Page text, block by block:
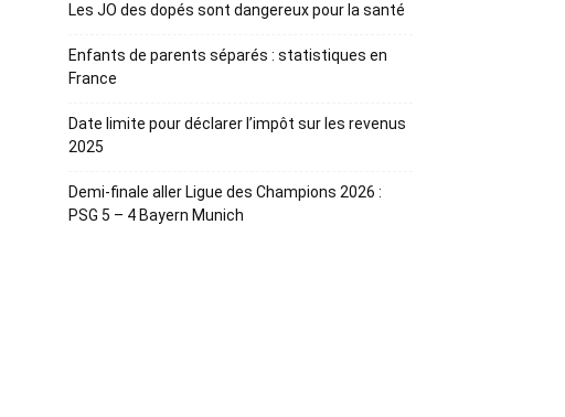
Les JO des dopés sont dangereux pour la santé
Enfants de parents séparés : statistiques en
France
Date limite pour déclarer l’impôt sur les revenus
2025
Demi-finale aller Ligue des Champions 2026 :
PSG 5 – 4 Bayern Munich